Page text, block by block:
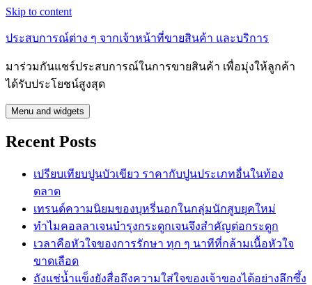
Skip to content
ประสบการณ์ต่าง ๆ จากเจ้าหน้าที่ขายสินค้า และบริการ
มาร่วมกันแชร์ประสบการณ์ในการขายสินค้า เพื่อมุ่งให้ลูกค้า
ได้รับประโยชน์สูงสุด
Menu and widgets
Recent Posts
เปรียบเทียบปูนบัวเขียว ราคากับปูนประเภทอื่นในท้อง
ตลาด
เทรนด์ความนิยมของบุหรี่นอกในกลุ่มนักสูบยุคใหม่
ทำไมคอลลาเจนบำรุงกระดูกเจนจึงสำคัญต่อกระดูก
เวลาคือหัวใจของการรักษา ทุก ๆ นาทีที่กล้ามเนื้อหัวใจ
ขาดเลือด
ถังแช่น้ำแข็งยังสื่อถึงความใส่ใจของเจ้าของได้อย่างลึกซึ้ง